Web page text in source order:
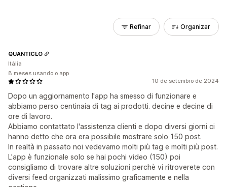
Refinar Organizar
10 de setembro de 2024
Dopo un aggiornamento l'app ha smesso di funzionare e
abbiamo perso centinaia di tag ai prodotti. decine e decine di
ore di lavoro.
Abbiamo contattato l'assistenza clienti e dopo diversi giorni ci
hanno detto che ora era possibile mostrare solo 150 post.
In realtà in passato noi vedevamo molti più tag e molti più post.
L'app è funzionale solo se hai pochi video (150) poi
consigliamo di trovare altre soluzioni perchè vi ritroverete con
diversi feed organizzati malissimo graficamente e nella
QUANTICLO
Itália
8 meses usando o app